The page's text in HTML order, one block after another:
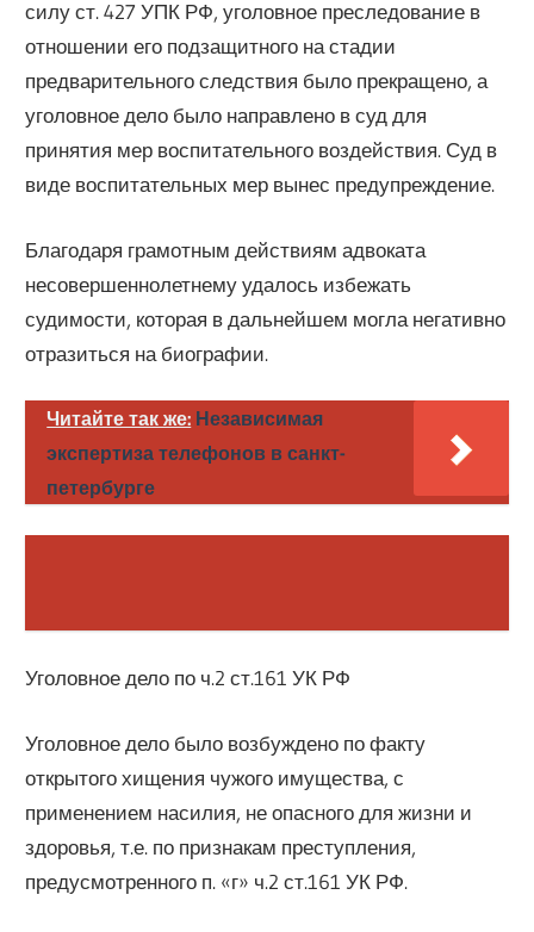
силу ст. 427 УПК РФ, уголовное преследование в
отношении его подзащитного на стадии
предварительного следствия было прекращено, а
уголовное дело было направлено в суд для
принятия мер воспитательного воздействия. Суд в
виде воспитательных мер вынес предупреждение.
Благодаря грамотным действиям адвоката
несовершеннолетнему удалось избежать
судимости, которая в дальнейшем могла негативно
отразиться на биографии.
Читайте так же: Независимая
экспертиза телефонов в санкт-
петербурге
Уголовное дело по ч.2 ст.161 УК РФ
Уголовное дело было возбуждено по факту
открытого хищения чужого имущества, с
применением насилия, не опасного для жизни и
здоровья, т.е. по признакам преступления,
предусмотренного п. «г» ч.2 ст.161 УК РФ.